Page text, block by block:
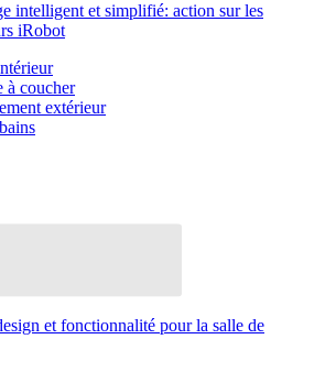
intelligent et simplifié: action sur les
iRobot
à coucher
extérieur
et fonctionnalité pour la salle de